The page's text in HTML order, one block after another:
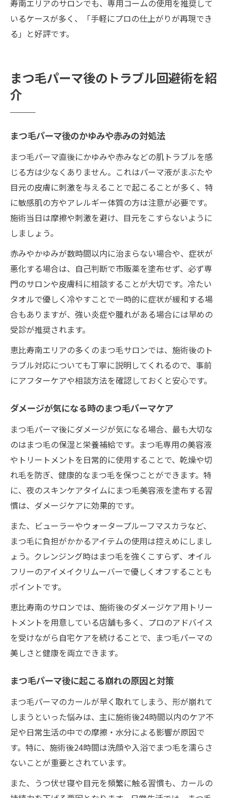
寿南エリアのサロンでも、専用コームの使用を推奨して
いるケースが多く、「手軽にプロの仕上がりが再現でき
る」と好評です。
まつ毛パーマ後のトラブル回避術を紹
介
まつ毛パーマ後のかゆみや赤みの対処法
まつ毛パーマ直後にかゆみや赤みなどの肌トラブルを感
じる方は少なくありません。これはパーマ液がまぶたや
目元の皮膚に刺激を与えることで起こることが多く、特
に敏感肌の方やアレルギー体質の方は注意が必要です。
施術当日は摩擦や刺激を避け、目元をこすらないように
しましょう。
赤みやかゆみが数時間以内に治まらない場合や、症状が
悪化する場合は、自己判断で市販薬を塗布せず、必ず専
門のサロンや皮膚科に相談することが大切です。冷たい
タオルで優しく冷やすことで一時的に症状が緩和する場
合もありますが、強い炎症や腫れがある場合には早めの
受診が推奨されます。
恵比寿南エリアの多くのまつ毛サロンでは、施術後のト
ラブル対応についても丁寧に説明してくれるので、事前
にアフターケアや相談方法を確認しておくと安心です。
ダメージが気になる時のまつ毛パーマケア
まつ毛パーマ後にダメージが気になる場合、最も大切な
のはまつ毛の保湿と栄養補給です。まつ毛専用の美容液
やトリートメントを日常的に使用することで、乾燥や切
れ毛を防ぎ、健康的なまつ毛を保つことができます。特
に、夜のスキンケアタイムにまつ毛美容液を塗布する習
慣は、ダメージケアに効果的です。
また、ビューラーやウォータープルーフマスカラなど、
まつ毛に負担がかかるアイテムの使用は控えめにしまし
ょう。クレンジング時はまつ毛を強くこすらず、オイル
フリーのアイメイクリムーバーで優しくオフすることも
ポイントです。
恵比寿南のサロンでは、施術後のダメージケア用トリー
トメントを用意している店舗も多く、プロのアドバイス
を受けながら自宅ケアを続けることで、まつ毛パーマの
美しさと健康を両立できます。
まつ毛パーマ後に起こる崩れの原因と対策
まつ毛パーマのカールが早く取れてしまう、形が崩れて
しまうといった悩みは、主に施術後24時間以内のケア不
足や日常生活の中での摩擦・水分による影響が原因で
す。特に、施術後24時間は洗顔や入浴でまつ毛を濡らさ
ないことが重要とされています。
また、うつ伏せ寝や目元を頻繁に触る習慣も、カールの